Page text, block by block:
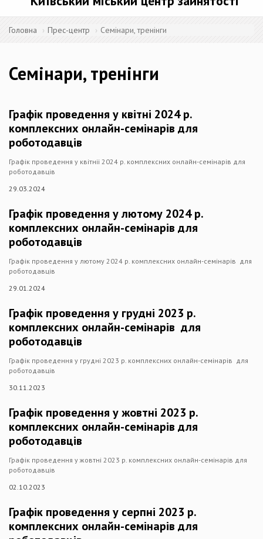
Головна Прес-центр Семінари, тренінги
Семінари, тренінги
Графік проведення у квітні 2024 р.
комплексних онлайн-семінарів для
роботодавців
Графік проведення у квітніі 2024 р. комплексних онлайн-семінарів для
роботодавців
29.03.2024
Графік проведення у лютому 2024 р.
комплексних онлайн-семінарів для
роботодавців
Графік проведення у лютому 2024 р. комплексних онлайн-семінарів для
роботодавців
29.01.2024
Графік проведення у грудні 2023 р.
комплексних онлайн-семінарів для
роботодавців
Графік проведення у грудні 2023 р. комплексних онлайн-семінарів для
роботодавців
30.11.2023
Графік проведення у жовтні 2023 р.
комплексних онлайн-семінарів для
роботодавців
Графік проведення у жовтні 2023 р. комплексних онлайн-семінарів для
роботодавців
02.10.2023
Графік проведення у серпні 2023 р.
комплексних онлайн-семінарів для